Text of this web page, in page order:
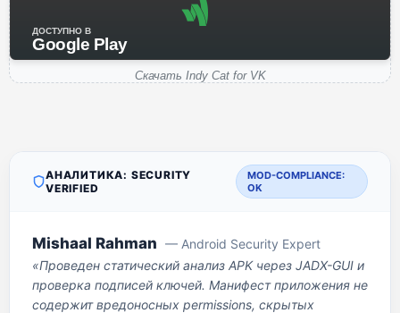
ДОСТУПНО В
Google Play
Скачать Indy Cat for VK
АНАЛИТИКА: SECURITY
VERIFIED
MOD-COMPLIANCE:
OK
Mishaal Rahman — Android Security Expert
«Проведен статический анализ APK через JADX-GUI и
проверка подписей ключей. Манифест приложения не
содержит вредоносных permissions, скрытых